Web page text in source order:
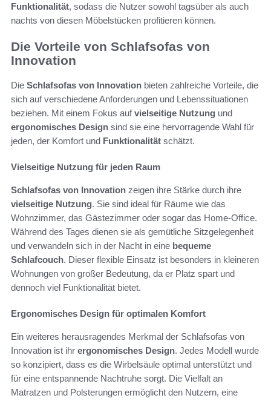
Funktionalität, sodass die Nutzer sowohl tagsüber als auch
nachts von diesen Möbelstücken profitieren können.
Die Vorteile von Schlafsofas von
Innovation
Die Schlafsofas von Innovation bieten zahlreiche Vorteile, die
sich auf verschiedene Anforderungen und Lebenssituationen
beziehen. Mit einem Fokus aufvielseitige Nutzung und
ergonomisches Design sind sie eine hervorragende Wahl für
jeden, der Komfort und Funktionalität schätzt.
Vielseitige Nutzung für jeden Raum
Schlafsofas von Innovation zeigen ihre Stärke durch ihre
vielseitige Nutzung. Sie sind ideal für Räume wie das
Wohnzimmer, das Gästezimmer oder sogar das Home-Office.
Während des Tages dienen sie als gemütliche Sitzgelegenheit
und verwandeln sich in der Nacht in eine bequeme
Schlafcouch. Dieser flexible Einsatz ist besonders in kleineren
Wohnungen von großer Bedeutung, da er Platz spart und
dennoch viel Funktionalität bietet.
Ergonomisches Design für optimalen Komfort
Ein weiteres herausragendes Merkmal der Schlafsofas von
Innovation ist ihr ergonomisches Design. Jedes Modell wurde
so konzipiert, dass es die Wirbelsäule optimal unterstützt und
für eine entspannende Nachtruhe sorgt. Die Vielfalt an
Matratzen und Polsterungen ermöglicht den Nutzern, eine